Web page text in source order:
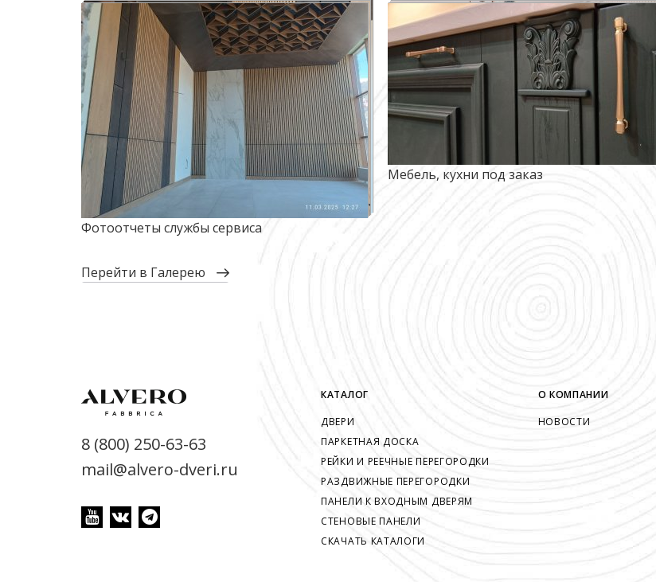
Фотоотчеты службы сервиса
Мебель, кухни под заказ
перейти в Галерею
8 (800) 250-63-63
mail@alvero-dveri.ru
КАТАЛОГ
ДВЕРИ
ПАРКЕТНАЯ ДОСКА
РЕЙКИ И РЕЕЧНЫЕ ПЕРЕГОРОДКИ
РАЗДВИЖНЫЕ ПЕРЕГОРОДКИ
ПАНЕЛИ К ВХОДНЫМ ДВЕРЯМ
СТЕНОВЫЕ ПАНЕЛИ
СКАЧАТЬ КАТАЛОГИ
О КОМПАНИИ
НОВОСТИ